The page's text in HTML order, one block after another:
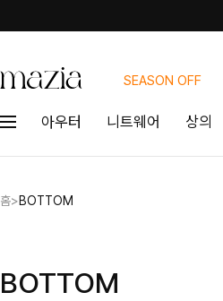
SEASON OFF
아우터 니트웨어 상의
홈>BOTTOM
BOTTOM